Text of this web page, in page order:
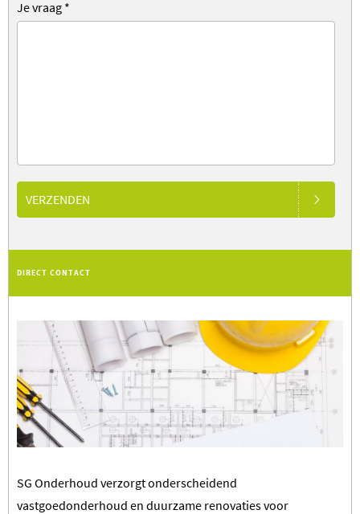
Je vraag *
VERZENDEN
DIRECT CONTACT
SG Onderhoud verzorgt onderscheidend
vastgoedonderhoud en duurzame renovaties voor